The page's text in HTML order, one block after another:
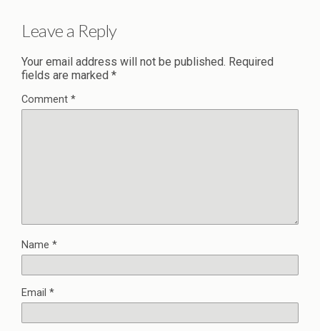
Leave a Reply
Your email address will not be published. Required
fields are marked *
Comment *
Name *
Email *